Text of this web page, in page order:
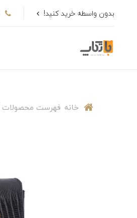
بدون واسطه خرید کنید!
خانه فهرست محصولات